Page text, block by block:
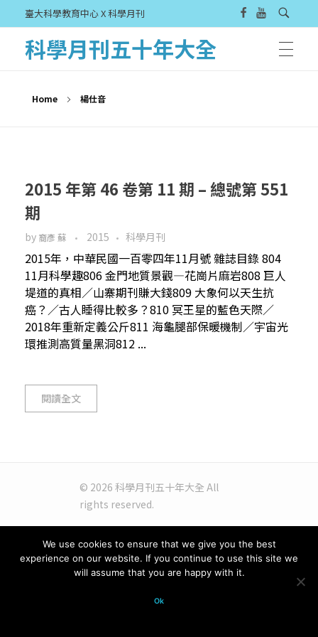
臺大科學教育中心 X 科學月刊
科學月刊五十年大全
Home 楊仕音
2015 年第 46 卷第 11 期 – 總號第 551
期
by 裔彥 蘇 2015 科學月刊
2015年，中華民國一百零四年11月號 雜誌目錄 804
11月科學趣806 金門地質景觀—花崗片麻岩808 巨人
堤道的真相／山寨期刊賺大錢809 大象何以天生抗
癌？／古人睡得比較多？810 冥王星的藍色天際／
2018年重新定義公斤811 海龜腿部保暖機制／宇宙光
環推測高質量黑洞812 ...
閱讀全文
© 2026 科學月刊五十年大全 All
rights reserved.
We use cookies to ensure that we give you the best
experience on our website. If you continue to use this site we
will assume that you are happy with it.
Ok